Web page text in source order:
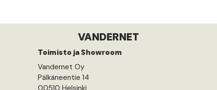
VANDERNET
Toimisto ja Showroom
Vandernet Oy
Pälkäneentie 14